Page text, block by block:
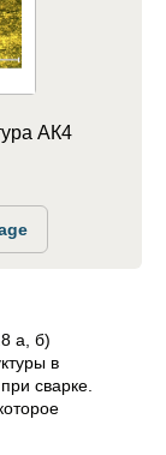
АК4
а, б)
в
сварке.